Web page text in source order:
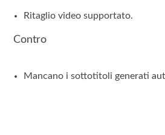
Ritaglio video supportato.
Contro
Mancano i sottotitoli generati